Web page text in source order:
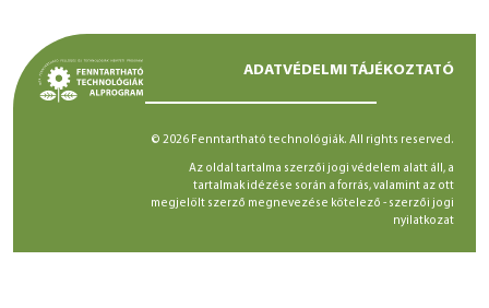
ADATVÉDELMI TÁJÉKOZTATÓ
© 2026 Fenntartható technológiák. All rights reserved.
Az oldal tartalma szerzői jogi védelem alatt áll, a
tartalmak idézése során a forrás, valamint az ott
megjelölt szerző megnevezése kötelező - szerzői jogi
nyilatkozat